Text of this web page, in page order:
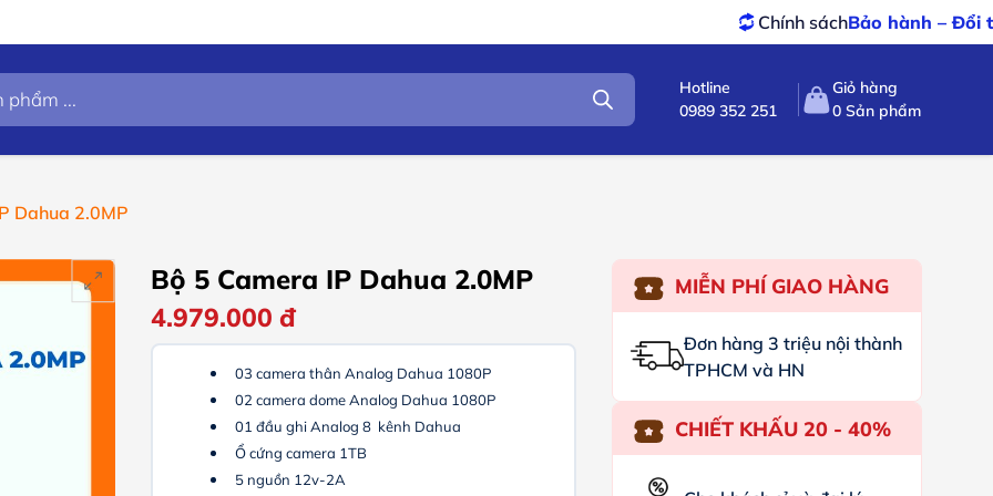
Bảo hành – Đổi trảtốt nhất
Hotline
0989 352 251
Giỏ hàng
0 Sản phẩm
Dahua 2.0MP
Bộ 5 Camera IP Dahua 2.0MP
4.979.000đ
03 camera thân Analog Dahua 1080P
02 camera dome Analog Dahua 1080P
01 đầu ghi Analog 8 kênh Dahua
Ổ cứng camera 1TB
5 nguồn 12v-2A
MIỄN PHÍ GIAO HÀNG
Đơn hàng 3 triệu nội thành
TPHCM và HN
CHIẾT KHẤU 20 - 40%